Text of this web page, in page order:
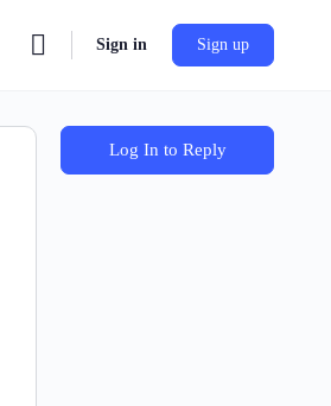
Sign in Sign up
Log In to Reply